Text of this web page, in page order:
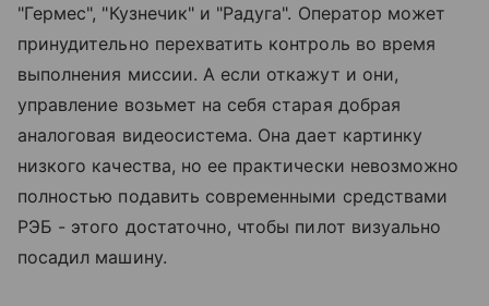
"Гермес", "Кузнечик" и "Радуга". Оператор может
принудительно перехватить контроль во время
выполнения миссии. А если откажут и они,
управление возьмет на себя старая добрая
аналоговая видеосистема. Она дает картинку
низкого качества, но ее практически невозможно
полностью подавить современными средствами
РЭБ - этого достаточно, чтобы пилот визуально
посадил машину.